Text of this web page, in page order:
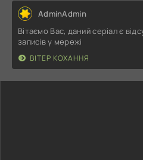
AdminAdmin
Вітаємо Вас, даний серіал є
записів у мережі
ВІТЕР КОХАННЯ